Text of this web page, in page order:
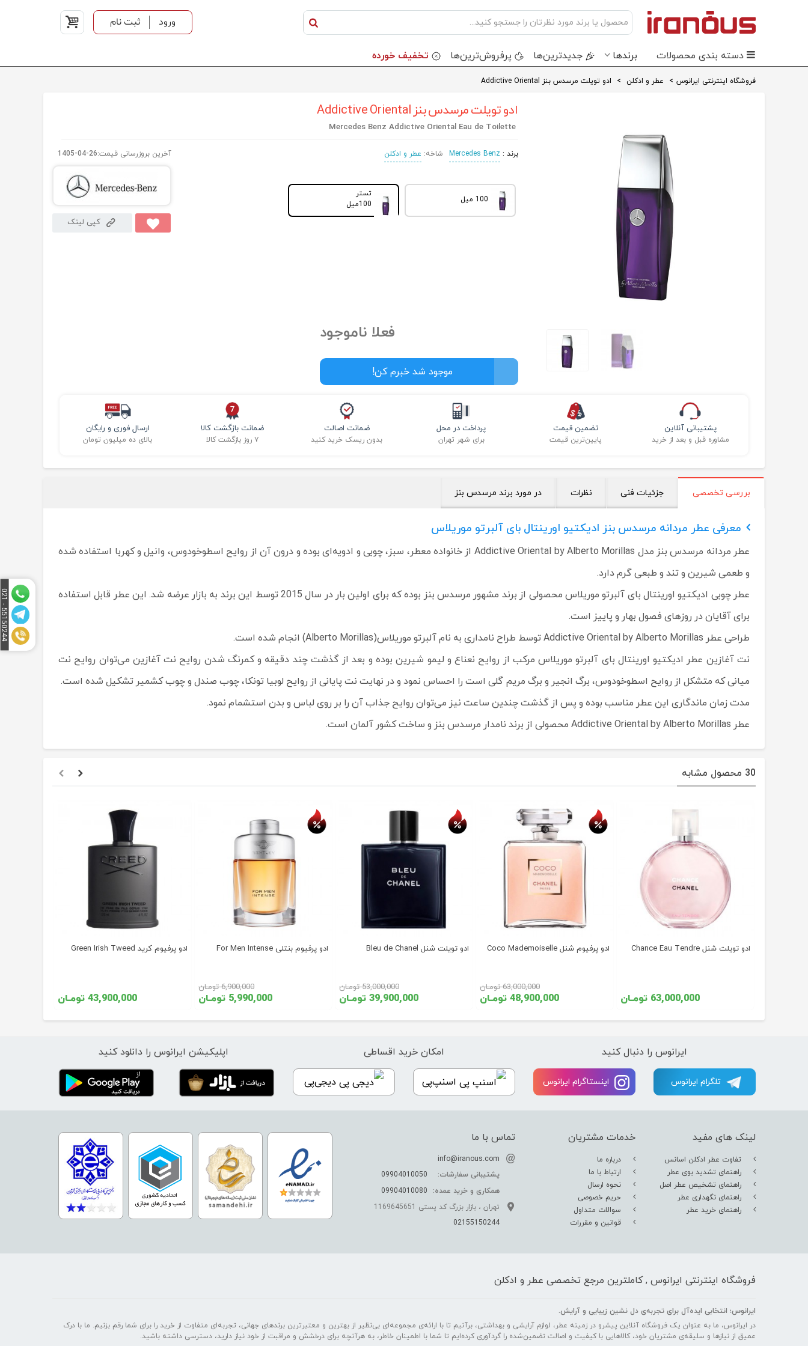
ورود ثبت نام
دسته بندی محصولات برندها جدید‌ترین‌ها پرفروش‌ترین‌ها تخفیف خورده
فروشگاه اینترنتی ایرانوس > عطر و ادکلن > ادو تویلت مرسدس بنز Addictive Oriental
ادو تویلت مرسدس بنز Addictive Oriental
برند : Mercedes Benz شاخه: عطر و ادکلن
100 میل
تستر
100میل
فعلا ناموجود
موجود شد خبرم کن!
آخرین بروزرسانی قیمت:1405-04-26
کپی لینک
ارسال فوری و رایگان
بالای ده میلیون تومان
ضمانت بازگشت کالا
۷ روز بازگشت کالا
ضمانت اصالت
بدون ریسک خرید کنید
پرداخت در محل
برای شهر تهران
تضمین قیمت
پایین‌ترین قیمت
پشتیبانی آنلاین
مشاوره قبل و بعد از خرید
بررسی تخصصی جزئیات فنی نظرات در مورد برند مرسدس بنز
معرفی عطر مردانه مرسدس بنز ادیکتیو اورینتال بای آلبرتو موریلاس
عطر مردانه مرسدس بنز مدل Addictive Oriental by Alberto Morillas از خانواده معطر، سبز، چوبی و ادویه‌ای بوده و درون آن از روایح اسطوخودوس، وانیل و کهربا استفاده شده
و طعمی شیرین و تند و طبعی گرم دارد.
عطر چوبی ادیکتیو اورینتال بای آلبرتو موریلاس محصولی از برند مشهور مرسدس بنز بوده که برای اولین بار در سال 2015 توسط این برند به بازار عرضه شد. این عطر قابل استفاده
برای آقایان در روزهای فصول بهار و پاییز است.
طراحی عطر Addictive Oriental by Alberto Morillas توسط طراح نامداری به نام آلبرتو موریلاس(Alberto Morillas) انجام شده است.
نت آغازین عطر ادیکتیو اورینتال بای آلبرتو موریلاس مرکب از روایح نعناع و لیمو شیرین بوده و بعد از گذشت چند دقیقه و کمرنگ شدن روایح نت آغازین می‌توان روایح نت
میانی که متشکل از روایح اسطوخودوس، برگ انجیر و برگ مریم گلی است را احساس نمود و در نهایت نت پایانی از روایح لوبیا تونکا، چوب صندل و چوب کشمیر تشکیل شده است.
مدت زمان ماندگاری این عطر مناسب بوده و پس از گذشت چندین ساعت نیز می‌توان روایح جذاب آن را بر روی لباس و بدن استشمام نمود.
عطر Addictive Oriental by Alberto Morillas محصولی از برند نامدار مرسدس بنز و ساخت کشور آلمان است.
30 محصول مشابه
ادو پرفیوم کرید Green Irish Tweed
43,900,000 تومـان
ادو پرفیوم بنتلی For Men Intense
5,990,000 تومـان
6,900,000 تومـان
ادو تویلت شنل Bleu de Chanel
39,900,000 تومـان
53,000,000 تومـان
ادو پرفیوم شنل Coco Mademoiselle
48,900,000 تومـان
63,000,000 تومـان
ادو تویلت شنل Chance Eau Tendre
63,000,000 تومـان
ایرانوس را دنبال کنید
تلگرام ایرانوس اینستاگرام ایرانوس
امکان خرید اقساطی
اسنپ‌پی دیجی‌پی
اپلیکیشن ایرانوس را دانلود کنید
لینک های مفید
تفاوت عطر ادکلن اسانس
راهنمای تشدید بوی عطر
راهنمای تشخیص عطر اصل
راهنمای نگهداری عطر
راهنمای خرید عطر
خدمات مشتریان
درباره ما
ارتباط با ما
نحوه ارسال
حریم خصوصی
سوالات متداول
قوانین و مقررات
تماس با ما
info@iranous.com
پشتیبانی سفارشات:
09904010050
همکاری و خرید عمده:
09904010080
تهران ، بازار بزرگ کد پستی 1169645651
02155150244
فروشگاه اینترنتی ایرانوس , کاملترین مرجع تخصصی عطر و ادکلن
ایرانوس؛ انتخابی ایده‌آل برای تجربه‌ی دل‌ نشین زیبایی و آرایش.
در ایرانوس، ما به عنوان یک فروشگاه آنلاین پیشرو در زمینه عطر، لوازم آرایشی و بهداشتی، برآنیم تا با ارائه‌ی مجموعه‌ای بی‌نظیر از بهترین و معتبرترین برندهای جهانی، تجربه‌ای متفاوت از خرید را برای شما رقم بزنیم. ما با درک
عمیق از نیازها و سلیقه‌ی مشتریان خود، کالاهایی با کیفیت و اصالت تضمین‌شده را گردآوری کرده‌ایم تا شما با اطمینان خاطر، به هرآنچه برای درخشش و مراقبت از خود نیاز دارید، دسترسی داشته باشید.